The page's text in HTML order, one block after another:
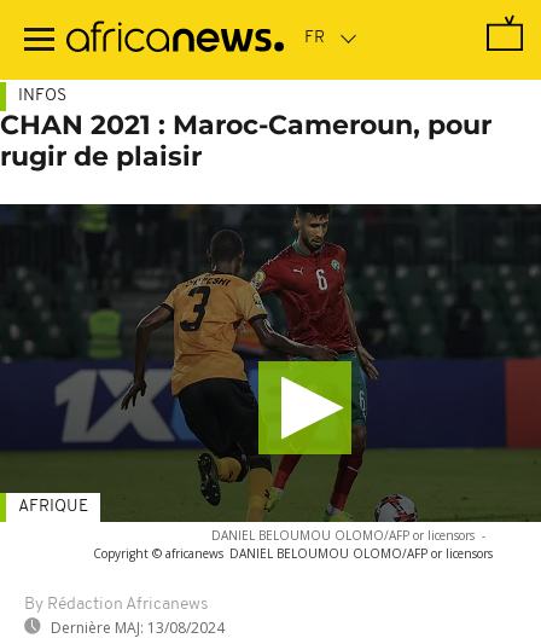
contenu
INFOS
CHAN 2021 : Maroc-Cameroun, pour
rugir de plaisir
DANIEL BELOUMOU OLOMO/AFP or licensors -
Copyright © africanews DANIEL BELOUMOU OLOMO/AFP or licensors
By Rédaction Africanews
Dernière MAJ: 13/08/2024
AFRIQUE